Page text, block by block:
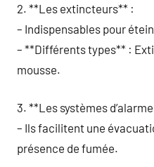
2. **Les extincteurs** :
– Indispensables pour
– **Différents types** :
mousse.
3. **Les systèmes
– Ils facilitent une
présence de fumée.